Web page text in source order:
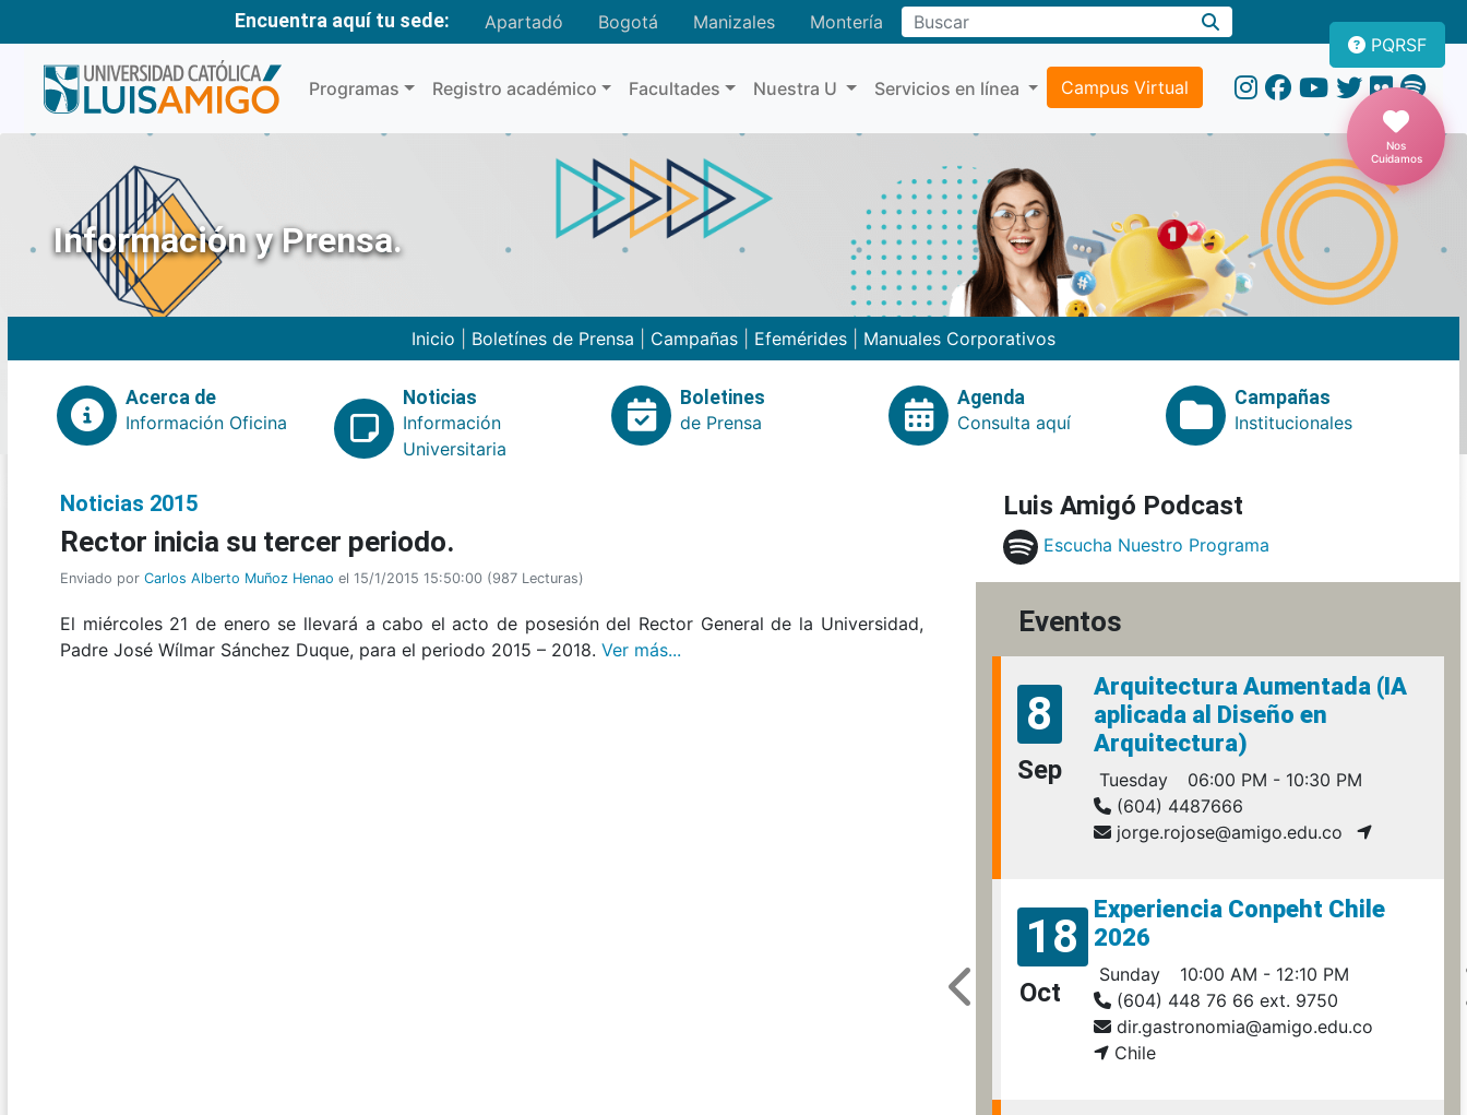
Encuentra aquí tu sede: Apartadó Bogotá Manizales MonteríaBuscar
Programas Registro académico Facultades Nuestra U Servicios en línea Campus Virtual
PQRSF
Nos
Cuidamos
Información y Prensa.
Inicio Boletínes de Prensa Campañas Efemérides Manuales Corporativos
Acerca de
Información Oficina
Noticias
Información
Universitaria
Boletines
de Prensa
Agenda
Consulta aquí
Campañas
Institucionales
Noticias 2015
Rector inicia su tercer periodo.
Enviado por Carlos Alberto Muñoz Henao el 15/1/2015 15:50:00 (987 Lecturas)
El miércoles 21 de enero se llevará a cabo el acto de posesión del Rector General de la Universidad,
Padre José Wílmar Sánchez Duque, para el periodo 2015 – 2018. Ver más...
Luis Amigó Podcast
Escucha Nuestro Programa
Eventos
8
Sep
Arquitectura Aumentada (IA
aplicada al Diseño en
Arquitectura)
Tuesday
06:00 PM - 10:30 PM
(604) 4487666
jorge.rojose@amigo.edu.co
18
Oct
Experiencia Conpeht Chile
2026
Sunday
10:00 AM - 12:10 PM
(604) 448 76 66 ext. 9750
dir.gastronomia@amigo.edu.co
Chile